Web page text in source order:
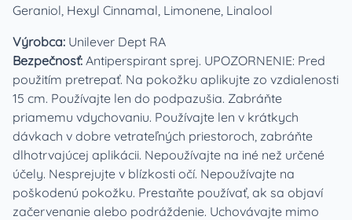
Geraniol, Hexyl Cinnamal, Limonene, Linalool
Výrobca: Unilever Dept RA
Bezpečnosť: Antiperspirant sprej. UPOZORNENIE: Pred
použitím pretrepať. Na pokožku aplikujte zo vzdialenosti
15 cm. Používajte len do podpazušia. Zabráňte
priamemu vdychovaniu. Používajte len v krátkych
dávkach v dobre vetrateľných priestoroch, zabráňte
dlhotrvajúcej aplikácii. Nepoužívajte na iné než určené
účely. Nesprejujte v blízkosti očí. Nepoužívajte na
poškodenú pokožku. Prestaňte používať, ak sa objaví
začervenanie alebo podráždenie. Uchovávajte mimo